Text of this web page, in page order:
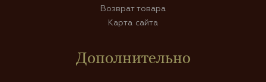
Возврат товара
Карта сайта
Дополнительно